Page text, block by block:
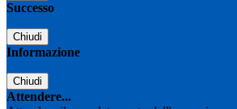
Successo
Chiudi
Informazione
Chiudi
Attendere...